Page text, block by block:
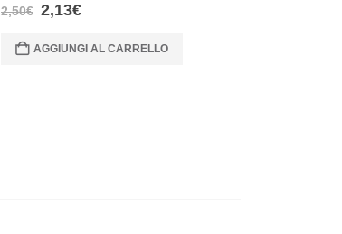
2,50€ 2,13€
AGGIUNGI AL CARRELLO